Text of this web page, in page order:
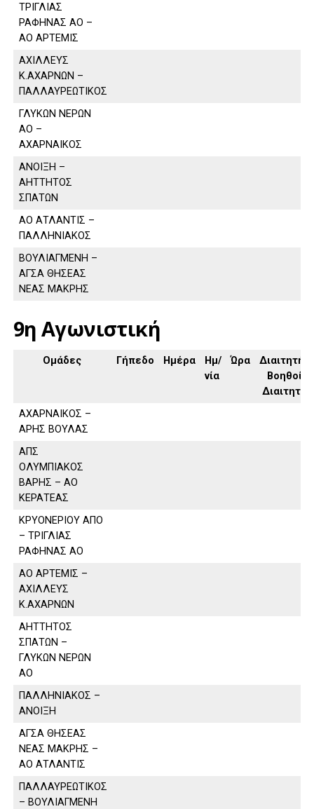
ΤΡΙΓΛΙΑΣ
ΡΑΦΗΝΑΣ ΑΟ –
ΑΟ ΑΡΤΕΜΙΣ
ΑΧΙΛΛΕΥΣ
Κ.ΑΧΑΡΝΩΝ –
ΠΑΛΛΑΥΡΕΩΤΙΚΟΣ
ΓΛΥΚΩΝ ΝΕΡΩΝ
ΑΟ –
ΑΧΑΡΝΑΙΚΟΣ
ΑΝΟΙΞΗ –
ΑΗΤΤΗΤΟΣ
ΣΠΑΤΩΝ
ΑΟ ΑΤΛΑΝΤΙΣ –
ΠΑΛΛΗΝΙΑΚΟΣ
ΒΟΥΛΙΑΓΜΕΝΗ –
ΑΓΣΑ ΘΗΣΕΑΣ
ΝΕΑΣ ΜΑΚΡΗΣ
9η Αγωνιστική
Ομάδες Γήπεδο Ημέρα
Ημ/
νία
Ώρα
Διαιτητής,
Βοηθοί
Διαιτητή
ΑΧΑΡΝΑΙΚΟΣ –
ΑΡΗΣ ΒΟΥΛΑΣ
ΑΠΣ
ΟΛΥΜΠΙΑΚΟΣ
ΒΑΡΗΣ – ΑΟ
ΚΕΡΑΤΕΑΣ
ΚΡΥΟΝΕΡΙΟΥ ΑΠΟ
– ΤΡΙΓΛΙΑΣ
ΡΑΦΗΝΑΣ ΑΟ
ΑΟ ΑΡΤΕΜΙΣ –
ΑΧΙΛΛΕΥΣ
Κ.ΑΧΑΡΝΩΝ
ΑΗΤΤΗΤΟΣ
ΣΠΑΤΩΝ –
ΓΛΥΚΩΝ ΝΕΡΩΝ
ΑΟ
ΠΑΛΛΗΝΙΑΚΟΣ –
ΑΝΟΙΞΗ
ΑΓΣΑ ΘΗΣΕΑΣ
ΝΕΑΣ ΜΑΚΡΗΣ –
ΑΟ ΑΤΛΑΝΤΙΣ
ΠΑΛΛΑΥΡΕΩΤΙΚΟΣ
– ΒΟΥΛΙΑΓΜΕΝΗ